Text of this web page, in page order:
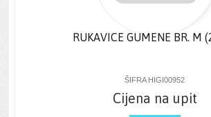
RUKAVICE GUMENE BR. M
ŠIFRA HIGI00952
Cijena na upit